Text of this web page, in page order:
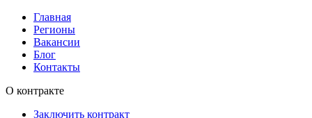
Главная
Регионы
Вакансии
Блог
Контакты
О контракте
Заключить контракт